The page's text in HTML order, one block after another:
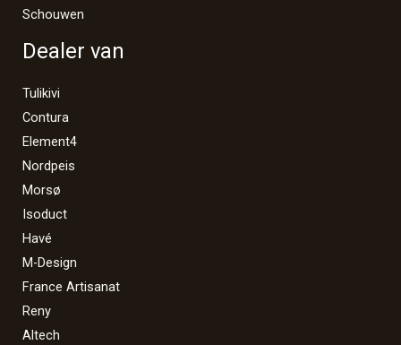
Schouwen
Dealer van
Tulikivi
Contura
Element4
Nordpeis
Morsø
Isoduct
Havé
M-Design
France Artisanat
Reny
Altech